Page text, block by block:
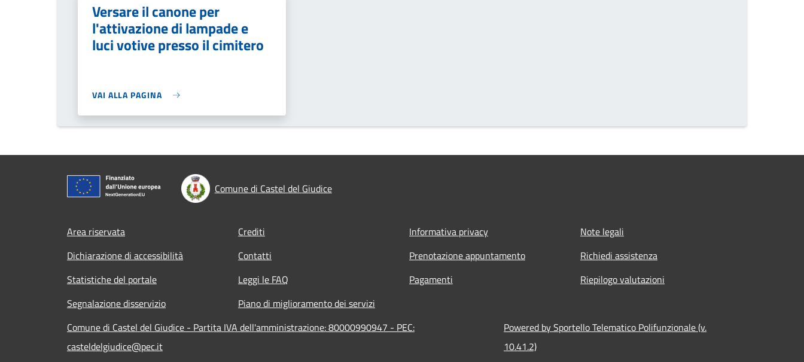
Versare il canone per
l'attivazione di lampade e
luci votive presso il cimitero
VAI ALLA PAGINA
Comune di Castel del Giudice
Footer menu
Area riservata Crediti Informativa privacy
Note legali
Dichiarazione di accessibilità
Contatti Prenotazione appuntamento
Richiedi assistenza
Statistiche del portale
Leggi le FAQ Pagamenti
Riepilogo valutazioni
Segnalazione disservizio
Piano di miglioramento dei servizi
Comune di Castel del Giudice - Partita IVA dell'amministrazione: 80000990947 - PEC:
casteldelgiudice@pec.it
Powered by Sportello Telematico Polifunzionale (v.
10.41.2)